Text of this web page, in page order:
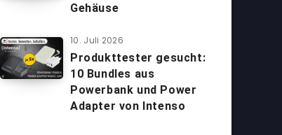
Gehäuse
10. Juli 2026
Produkttester gesucht:
10 Bundles aus
Powerbank und Power
Adapter von Intenso